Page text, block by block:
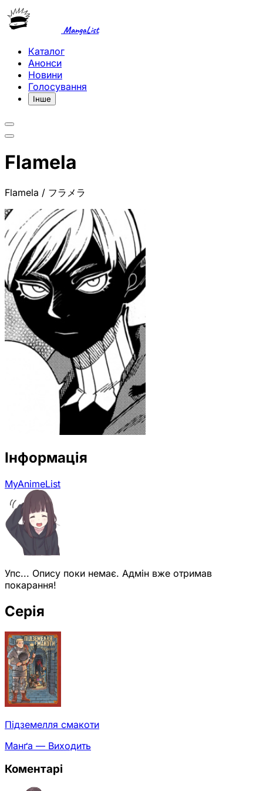
MangaList
Каталог
Анонси
Новини
Голосування
Інше
Flamela
Flamela / フラメラ
Інформація
MyAnimeList
Упс... Опису поки немає. Адмін вже отримав
покарання!
Серія
Підземелля смакоти
Манґа — Виходить
Коментарі